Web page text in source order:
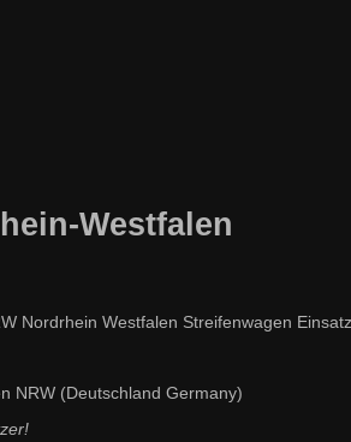
Westfalen
Nordrhein Westfalen Streifenwagen
NRW (Deutschland Germany)